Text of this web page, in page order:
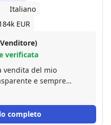
Italiano
EUR
verificata
vendita del mio
e sempre
completo